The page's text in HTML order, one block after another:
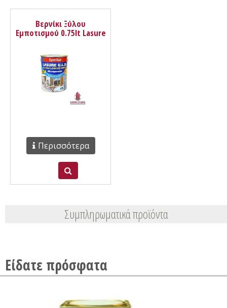
Βερνίκι Ξύλου
Εμποτισμού 0.75lt Lasure
ULD Microporeuse
Περισσότερα
Συμπληρωματικά προϊόντα
Είδατε πρόσφατα